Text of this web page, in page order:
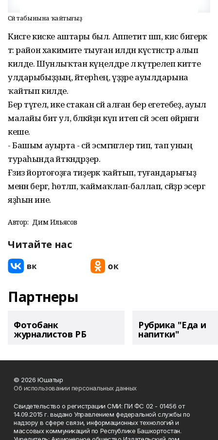
Сәй табынына ҡайтығыҙ
Кисәге киске аштары был. Аппетит шәп, кисә бигерәк
тә: район хакимиәте тыуған илдән күстәнәстәр алып
килде. Шунлыҡтан күңелдәре лә күтәрелеп китте
улдарыбыҙҙың, әйтерһең, үҙҙәре ауылдарына
ҡайтып килде.
Бер түгел, ике стакан сәй алған бер егетебеҙ, ауыл
малайы бит ул, бәләкәйҙән күп итеп сәй эсеп өйрәнгән
кеше.
- Башым ауырта - сәй эсмәгәнгәлер тип, тап уның
тураһында әйткәндәрҙер.
Ғәзиз йортоғоҙға тиҙерәк ҡайтып, туғандарығыҙ
менән бергә, һөтләп, ҡаймаҡлап-баллап, сәйҙәр эсергә
яҙһын ине.
Автор: Дим Ильясов
Читайте нас
Партнеры
Фотобанк
журналистов РБ
Рубрика "Еда и
напитки"
© 2026 Юшатыр
Об использовании персональных данных
Свидетельство о регистрации СМИ: ПИ ФС 02 - 01456 от
14.09.2015 г. выдано Управлением федеральной службы по
надзору в сфере связи, информационных технологий и
массовых коммуникаций по Республике Башкортостан.